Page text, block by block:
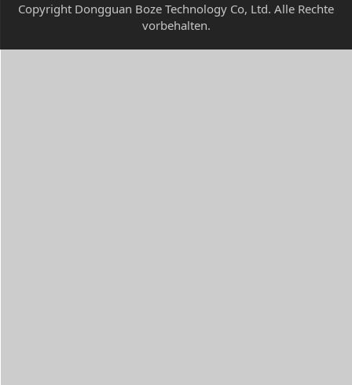
Copyright Dongguan Boze Technology Co, Ltd. Alle Rechte
vorbehalten.